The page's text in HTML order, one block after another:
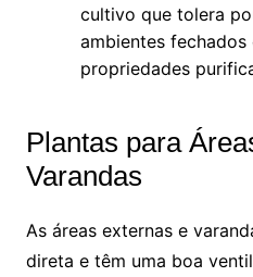
cultivo que tolera
ambientes
propriedades
Plantas para
Varandas
As áreas externas e
direta e têm uma boa